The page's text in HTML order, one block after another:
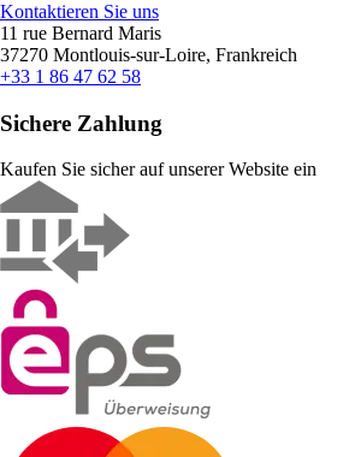
Kontaktieren Sie uns
11 rue Bernard Maris
37270 Montlouis-sur-Loire, Frankreich
+33 1 86 47 62 58
Sichere Zahlung
Kaufen Sie sicher auf unserer Website ein